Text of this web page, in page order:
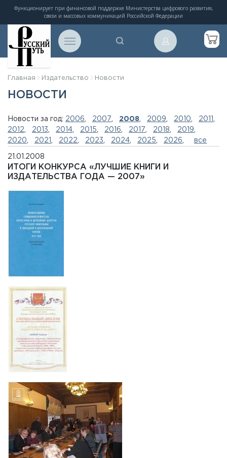
Функционирует при финансовой поддержке Министерства цифрового развития,
связи и массовых коммуникаций Российской Федерации
Главная Издательство Новости
НОВОСТИ
Новости за год: 2006 2007 2008 2009 2010 2011
2012
2013 2014 2015 2016 2017 2018 2019
2020
2021 2022 2023 2024 2025 2026 все
21.01.2008
ИТОГИ КОНКУРСА «ЛУЧШИЕ КНИГИ И
ИЗДАТЕЛЬСТВА ГОДА — 2007»